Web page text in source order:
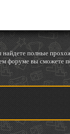
найдете полные
форуме вы сможете